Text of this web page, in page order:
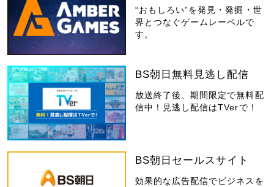
“おもしろい”を発見・発掘・世
界とつなぐゲームレーベルで
す。
BS朝日無料見逃し配信
放送終了後、期間限定で無料配
信中！見逃し配信はTVerで！
BS朝日セールスサイト
効果的な広告配信でビジネスを